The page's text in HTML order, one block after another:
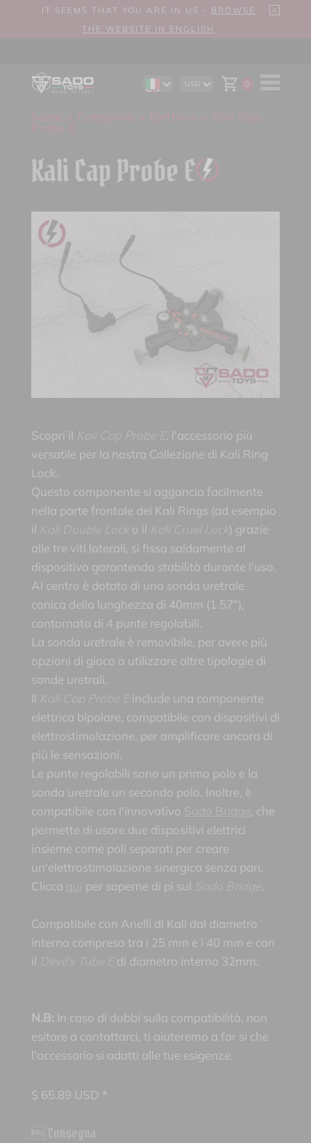
IT SEEMS THAT YOU ARE IN US - BROWSE
THE WEBSITE IN ENGLISH
USD
0
Scopri il
, l'accessorio più
versatile per la nostra Collezione di Kali Ring
Lock.
Questo componente si aggancia facilmente
nella parte frontale dei Kali Rings (ad esempio
il
o il
) grazie
alle tre viti laterali, si fissa saldamente al
dispositivo garantendo stabilità durante l'uso.
Al centro è dotato di una sonda uretrale
conica della lunghezza di 40mm (1.57"),
contornata di 4 punte regolabili.
La sonda uretrale è removibile, per avere più
opzioni di gioco o utilizzare altre tipologie di
sonde uretrali.
Il
include una componente
elettrica bipolare, compatibile con dispositivi di
elettrostimolazione, per amplificare ancora di
più le sensazioni.
Le punte regolabili sono un primo polo e la
sonda uretrale un secondo polo. Inoltre, è
compatibile con l'innovativo
, che
permette di usare due dispositivi elettrici
insieme come poli separati per creare
un'elettrostimolazione sinergica senza pari.
Clicca
per saperne di pi sul .
Compatibile con Anelli di Kali dal diametro
interno compreso tra i 25 mm e i 40 mm e con
il
di diametro interno 32mm.
N.B: In caso di dubbi sulla compatibilità, non
esitare a contattarci, ti aiuteremo a far si che
l'accessorio si adatti alle tue esigenze.
$ 65.89 USD *
Kali Cap Probe E